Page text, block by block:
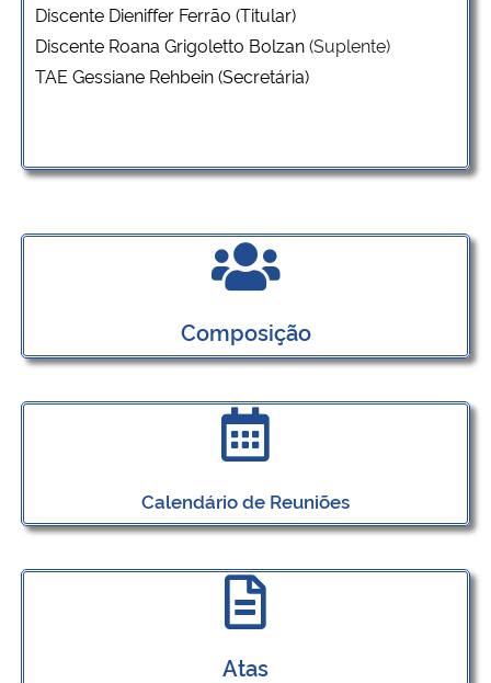
Controladoria-Geral da União
Secretaria-Geral
Gabinete de Segurança Institucional
Discente Dieniffer Ferrão (Titular)
Discente Roana Grigoletto Bolzan(Suplente)
TAE Gessiane Rehbein (Secretária)
Composição
Calendário de Reuniões
Atas